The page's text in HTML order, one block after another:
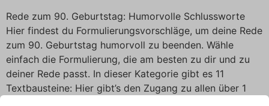
Rede zum 90. Geburtstag: Humorvolle Schlussworte
Hier findest du Formulierungsvorschläge, um deine Rede
zum 90. Geburtstag humorvoll zu beenden. Wähle
einfach die Formulierung, die am besten zu dir und zu
deiner Rede passt. In dieser Kategorie gibt es 11
Textbausteine: Hier gibt’s den Zugang zu allen über 1